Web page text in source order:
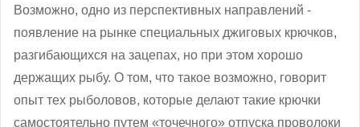
Возможно, одно из перспективных направлений -
появление на рынке специальных джиговых крючков,
разгибающихся на зацепах, но при этом хорошо
держащих рыбу. О том, что такое возможно, говорит
опыт тех рыболовов, которые делают такие крючки
самостоятельно путем «точечного» отпуска проволоки